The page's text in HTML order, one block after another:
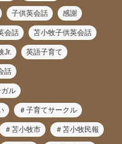
子供英会話 感謝
会話 苫小牧子供英会話
Jr. 英語子育て
話
ガル
＃子育てサークル
＃苫小牧市 ＃苫小牧民報